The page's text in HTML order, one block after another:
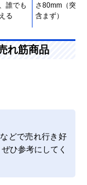
誰でも
る
さ80mm（突起
含まず）
小型ト
ー
高さ52.6mm（
起部含まず）
れ筋商品
どで売れ行き好
ひ参考にしてく